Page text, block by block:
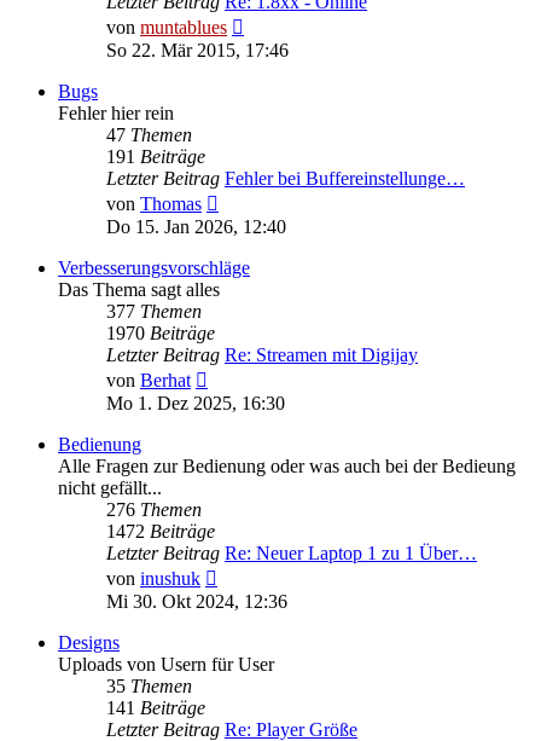
von muntablues
Beitrag
So 22. Mär 2015, 17:46
Bugs
Fehler hier rein
47 Themen
191 Beiträge
Letzter Beitrag Fehler bei Buffereinstellunge…
von Thomas
Beitrag
Do 15. Jan 2026, 12:40
Verbesserungsvorschläge
Das Thema sagt alles
377 Themen
1970 Beiträge
Letzter Beitrag Re: Streamen mit Digijay
von Berhat
Beitrag
Mo 1. Dez 2025, 16:30
Bedienung
Alle Fragen zur Bedienung oder was auch bei der Bedieung
nicht gefällt...
276 Themen
1472 Beiträge
Letzter Beitrag Re: Neuer Laptop 1 zu 1 Über…
von inushuk
Beitrag
Mi 30. Okt 2024, 12:36
Designs
Uploads von Usern für User
35 Themen
141 Beiträge
Letzter Beitrag Re: Player Größe